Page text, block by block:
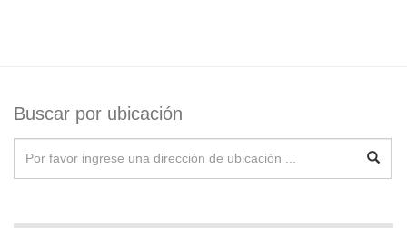
Buscar por ubicación